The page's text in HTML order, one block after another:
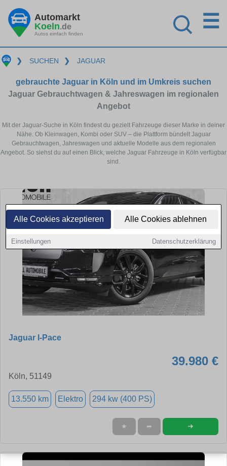
Alle Cookies akzeptieren Alle Cookies ablehnen
Einstellungen Datenschutzerklärung
Automarkt
Koeln.de
Autos einfach finden
☰
❯ SUCHEN ❯ JAGUAR
gebrauchte Jaguar in Köln und im Umkreis suchen
Jaguar Gebrauchtwagen & Jahreswagen im regionalen
Angebot
Mit der Jaguar-Suche in Köln findest du gezielt Fahrzeuge dieser Marke in deiner
Nähe. Ob Kleinwagen, Kombi oder SUV – die Plattform bündelt Jaguar
Gebrauchtwagen, Jahreswagen und aktuelle Modelle aus dem regionalen
Angebot. So siehst du auf einen Blick, welche Jaguar Fahrzeuge in Köln verfügbar
sind.
Jaguar I-Pace
39.980 €
Köln, 51149
13.550 km Elektro 294 kw (400 PS)
★ ➦ ➜